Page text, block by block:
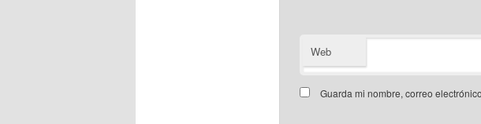
Web
Guarda mi nombre, correo